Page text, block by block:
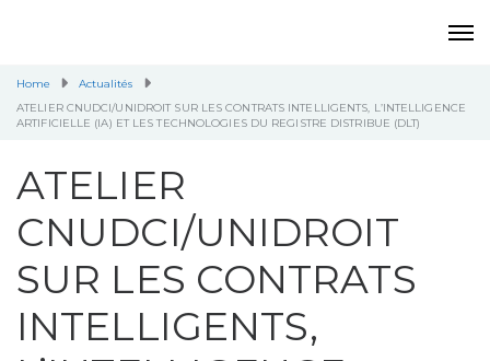
Home
Actualités
ATELIER CNUDCI/UNIDROIT SUR LES CONTRATS INTELLIGENTS, L’INTELLIGENCE
ARTIFICIELLE (IA) ET LES TECHNOLOGIES DU REGISTRE DISTRIBUE (DLT)
ATELIER
CNUDCI/UNIDROIT
SUR LES CONTRATS
INTELLIGENTS,